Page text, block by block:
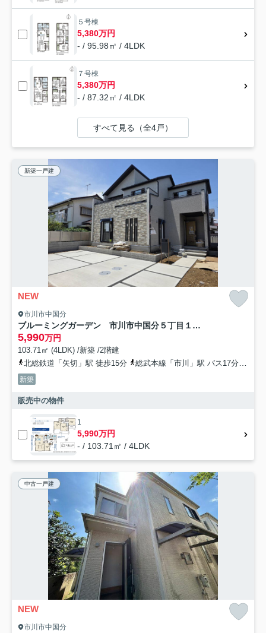
５号棟
5,380万円
- / 95.98㎡ / 4LDK
７号棟
5,380万円
- / 87.32㎡ / 4LDK
すべて見る（全4戸）
新築一戸建
NEW
市川市中国分
ブルーミングガーデン 市川市中国分５丁目１棟／１期１号棟
5,990万円
103.71㎡ (4LDK) /新築 /2階建
北総鉄道「矢切」駅 徒歩15分
総武本線「市川」駅 バス17分 「中国分」 停歩7分
新築
販売中の物件
1
5,990万円
- / 103.71㎡ / 4LDK
中古一戸建
NEW
市川市中国分